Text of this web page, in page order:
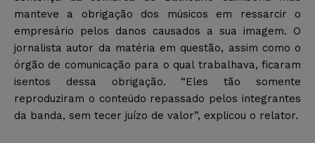
manteve a obrigação dos músicos em ressarcir o
empresário pelos danos causados a sua imagem. O
jornalista autor da matéria em questão, assim como o
órgão de comunicação para o qual trabalhava, ficaram
isentos dessa obrigação. “Eles tão somente
reproduziram o conteúdo repassado pelos integrantes
da banda, sem tecer juízo de valor”, explicou o relator.